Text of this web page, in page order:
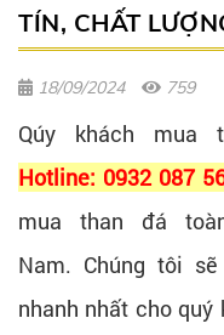
TÍN, CHẤT
18/09/2024 759
Qúy khách
Hotline: 0932 087
mua than đá
Nam. Chúng tôi
nhanh nhất cho